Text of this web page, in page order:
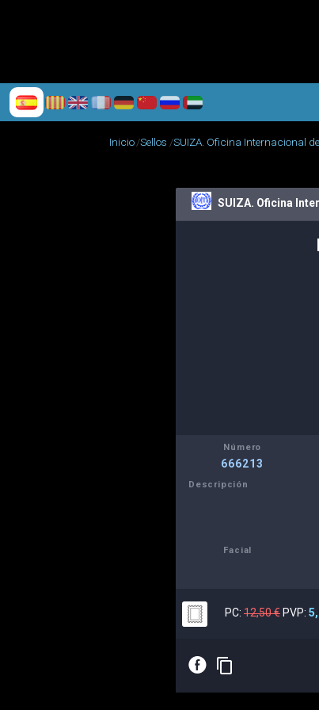
Inicio Sellos SUIZA. Oficina Internacional
SUIZA. Oficina
Número
666213
Descripción
Facial
PC: 12,50 € PVP:
E content_copy